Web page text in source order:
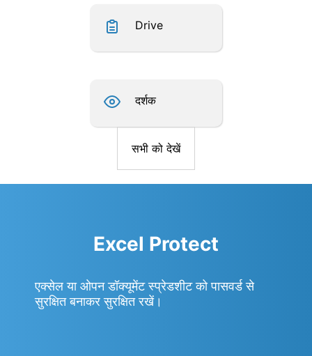
Drive
दर्शक
सभी को देखें
Excel Protect
एक्सेल या ओपन डॉक्यूमेंट स्प्रेडशीट को पासवर्ड से
सुरक्षित बनाकर सुरक्षित रखें।